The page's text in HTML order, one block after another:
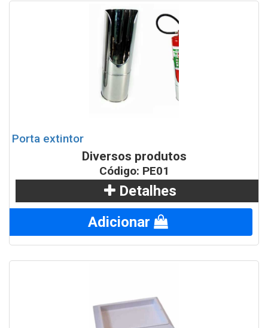
Porta extintor
Diversos produtos
Código: PE01
Detalhes
Adicionar